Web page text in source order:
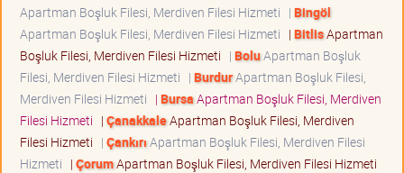
Apartman Boşluk Filesi, Merdiven Filesi Hizmeti | Bingöl
Apartman Boşluk Filesi, Merdiven Filesi Hizmeti | BitlisApartman
Boşluk Filesi, Merdiven Filesi Hizmeti | BoluApartman Boşluk
Filesi, Merdiven Filesi Hizmeti | BurdurApartman Boşluk Filesi,
Merdiven Filesi Hizmeti | BursaApartman Boşluk Filesi, Merdiven
Filesi Hizmeti | ÇanakkaleApartman Boşluk Filesi, Merdiven
Filesi Hizmeti | ÇankırıApartman Boşluk Filesi, Merdiven Filesi
Hizmeti | ÇorumApartman Boşluk Filesi, Merdiven Filesi Hizmeti